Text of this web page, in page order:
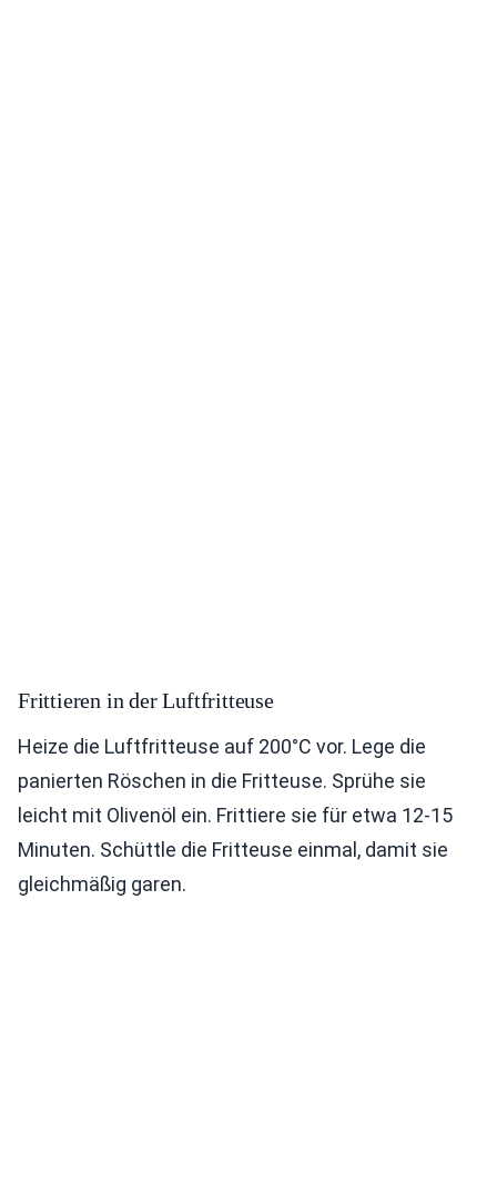
Frittieren in der Luftfritteuse
Heize die Luftfritteuse auf 200°C vor. Lege die
panierten Röschen in die Fritteuse. Sprühe sie
leicht mit Olivenöl ein. Frittiere sie für etwa 12-15
Minuten. Schüttle die Fritteuse einmal, damit sie
gleichmäßig garen.